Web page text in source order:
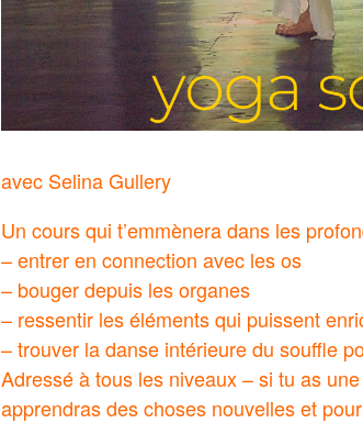
avec Selina Gullery
Un cours qui t’emmènera dans les
– entrer en connection avec les os
– bouger depuis les organes
– ressentir les éléments qui puissent
– trouver la danse intérieure du souffle
Adressé à tous les niveaux – si tu as
apprendras des choses nouvelles et